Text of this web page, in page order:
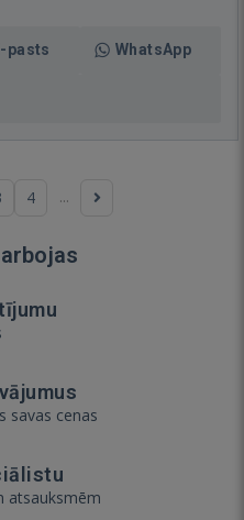
pasts WhatsApp
4 ...
savas cenas
atsauksmēm